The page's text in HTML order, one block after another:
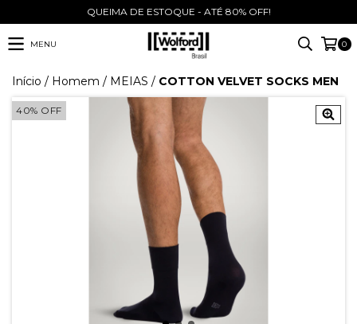
QUEIMA DE ESTOQUE - ATÉ 80% OFF!
MENU 0
Início / Homem / MEIAS / COTTON VELVET SOCKS MEN
40% OFF